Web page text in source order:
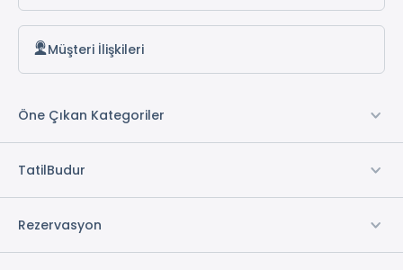
Müşteri İlişkileri
Öne Çıkan Kategoriler
TatilBudur
Rezervasyon